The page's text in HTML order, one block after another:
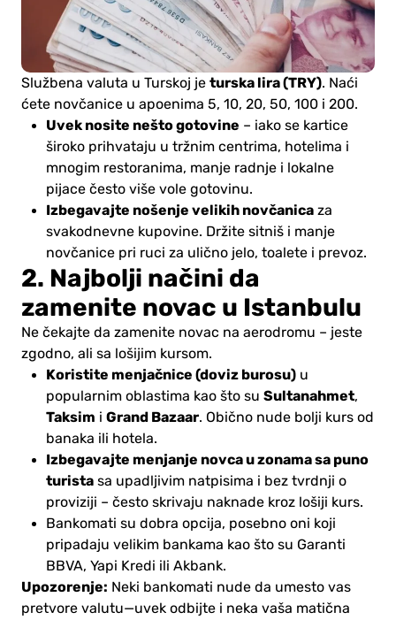
Službena valuta u Turskoj je turska lira (TRY). Naći
ćete novčanice u apoenima 5, 10, 20, 50, 100 i 200.
Uvek nosite nešto gotovine – iako se kartice
široko prihvataju u tržnim centrima, hotelima i
mnogim restoranima, manje radnje i lokalne
pijace često više vole gotovinu.
Izbegavajte nošenje velikih novčanica za
svakodnevne kupovine. Držite sitniš i manje
novčanice pri ruci za ulično jelo, toalete i prevoz.
2. Najbolji načini da
zamenite novac u Istanbulu
Ne čekajte da zamenite novac na aerodromu – jeste
zgodno, ali sa lošijim kursom.
Koristite menjačnice (doviz burosu) u
popularnim oblastima kao što su Sultanahmet,
Taksim i Grand Bazaar. Obično nude bolji kurs od
banaka ili hotela.
Izbegavajte menjanje novca u zonama sa puno
turista sa upadljivim natpisima i bez tvrdnji o
proviziji – često skrivaju naknade kroz lošiji kurs.
Bankomati su dobra opcija, posebno oni koji
pripadaju velikim bankama kao što su Garanti
BBVA, Yapi Kredi ili Akbank.
Upozorenje: Neki bankomati nude da umesto vas
pretvore valutu—uvek odbijte i neka vaša matična